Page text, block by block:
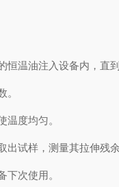
温油注入设备内，直到
度均匀。
试样，测量其拉伸残余
次使用。